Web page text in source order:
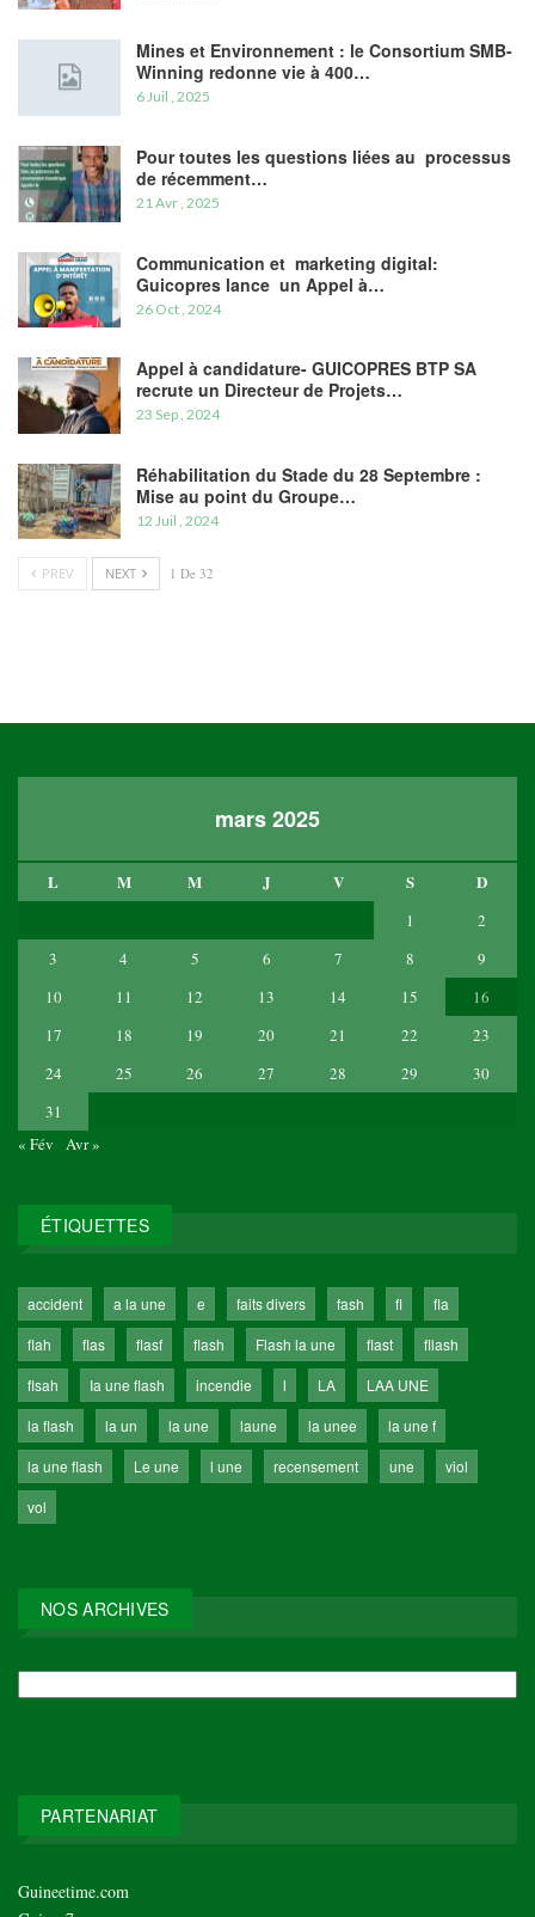
Mines et Environnement : le Consortium SMB-
Winning redonne vie à 400…
6 Juil , 2025
Pour toutes les questions liées au processus
de récemment…
21 Avr , 2025
Communication et marketing digital:
Guicopres lance un Appel à…
26 Oct , 2024
Appel à candidature- GUICOPRES BTP SA
recrute un Directeur de Projets…
23 Sep , 2024
Réhabilitation du Stade du 28 Septembre :
Mise au point du Groupe…
12 Juil , 2024
PREV NEXT 1 De 32
mars 2025
L M M J V S D
1
2
3
4 5 6 7 8
9
10
11 12 13 14 15
16
17
18 19 20 21 22
23
24
25 26 27 28 29
30
31
« Fév
Avr »
ÉTIQUETTES
accident a la une e faits divers fash fl
fla
flah
flas flasf flash Flash la une flast
fllash
flsah
Ia une flash incendie l LA
LAA UNE
la flash
la un la une laune la unee
la une f
la une flash
Le une l une recensement une
viol
vol
NOS ARCHIVES
PARTENARIAT
Guineetime.com